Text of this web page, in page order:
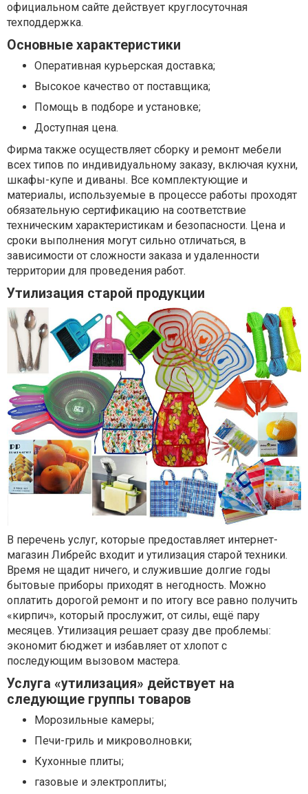
официальном сайте действует круглосуточная
техподдержка.
Основные характеристики
Оперативная курьерская доставка;
Высокое качество от поставщика;
Помощь в подборе и установке;
Доступная цена.
Фирма также осуществляет сборку и ремонт мебели
всех типов по индивидуальному заказу, включая кухни,
шкафы-купе и диваны. Все комплектующие и
материалы, используемые в процессе работы проходят
обязательную сертификацию на соответствие
техническим характеристикам и безопасности. Цена и
сроки выполнения могут сильно отличаться, в
зависимости от сложности заказа и удаленности
территории для проведения работ.
Утилизация старой продукции
В перечень услуг, которые предоставляет интернет-
магазин Либрейс входит и утилизация старой техники.
Время не щадит ничего, и служившие долгие годы
бытовые приборы приходят в негодность. Можно
оплатить дорогой ремонт и по итогу все равно получить
«кирпич», который прослужит, от силы, ещё пару
месяцев. Утилизация решает сразу две проблемы:
экономит бюджет и избавляет от хлопот с
последующим вызовом мастера.
Услуга «утилизация» действует на
следующие группы товаров
Морозильные камеры;
Печи-гриль и микроволновки;
Кухонные плиты;
газовые и электроплиты;